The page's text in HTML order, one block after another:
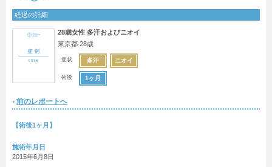
経過の詳細
28歳女性 多汗およびニオイ
東京都 28歳
症状 多汗 ニオイ
術後 1ヶ月
前のレポートへ
【術後1ヶ月】
施術年月日
2015年6月8日